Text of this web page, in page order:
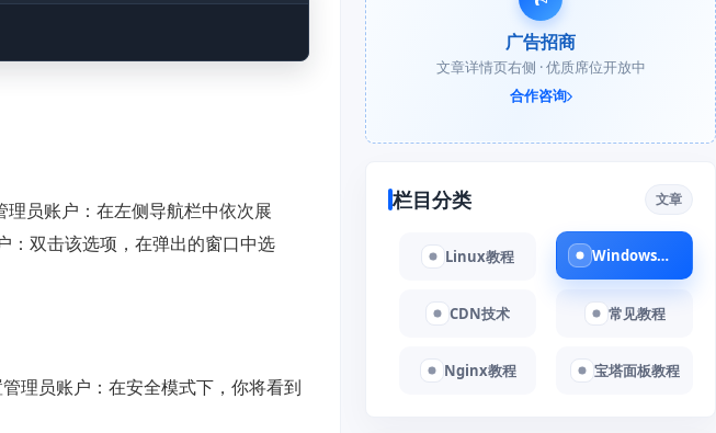
员账户：在左侧导航栏中依次展
：双击该选项，在弹出的窗口中选
理员账户：在安全模式下，你将看到
广告招商
文章详情页右侧 · 优质席位开放中
合作咨询
栏目分类 文章
Linux教程 Windows教程
CDN技术 常见教程
Nginx教程 宝塔面板教程